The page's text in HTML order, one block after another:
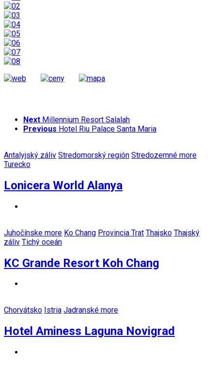
Next Millennium Resort Salalah
Previous Hotel Riu Palace Santa Maria
Antalyjský záliv Stredomorský región Stredozemné more
Turecko
Lonicera World Alanya
Juhočínske more Ko Chang Provincia Trat Thajsko Thajský
záliv Tichý oceán
KC Grande Resort Koh Chang
Chorvátsko Istria Jadranské more
Hotel Aminess Laguna Novigrad